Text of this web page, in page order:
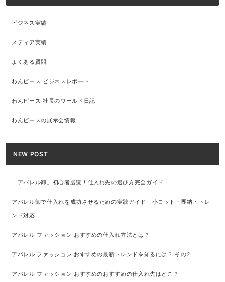
ビジネス実績
メディア実績
よくある質問
わんピース ビジネスレポート
わんピース 社長のワールド日記
わんピースの展示会情報
NEW POST
「アパレル卸」初心者必読！仕入れ先の選び方完全ガイド
アパレル卸で仕入れを成功させるための実践ガイド｜小ロット・即納・トレ
ンド対応
アパレル ファッション おすすめの仕入れ方法とは？
アパレル ファッション おすすめの最新トレンドを知るには？ その2
アパレル ファッション おすすめのおすすめの仕入れ先はどこ？